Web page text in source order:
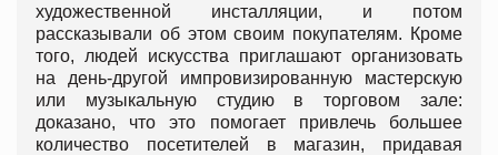
художественной инсталляции, и потом
рассказывали об этом своим покупателям. Кроме
того, людей искусства приглашают организовать
на день-другой импровизированную мастерскую
или музыкальную студию в торговом зале:
доказано, что это помогает привлечь большее
количество посетителей в магазин, придавая